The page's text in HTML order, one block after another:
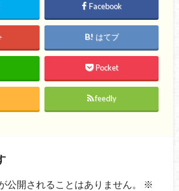
Facebook
はてブ
Pocket
feedly
公開されることはありません。
※